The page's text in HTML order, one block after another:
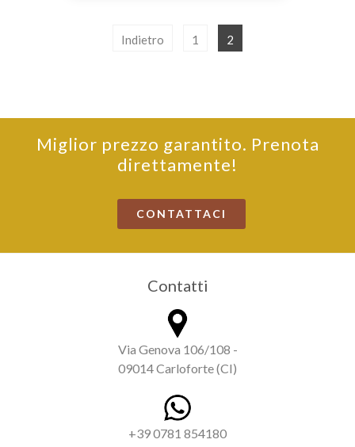
Indietro 1 2
Miglior prezzo garantito. Prenota
direttamente!
CONTATTACI
Contatti
Via Genova 106/108 -
09014 Carloforte (CI)
+39 0781 854180